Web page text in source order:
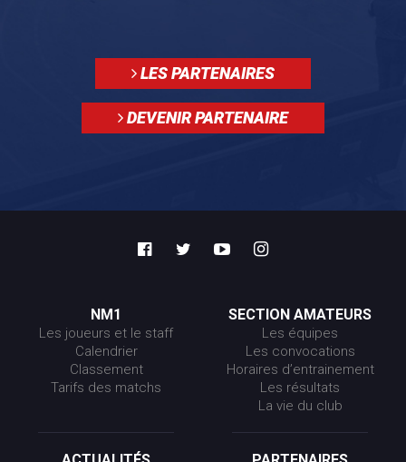
LES PARTENAIRES
DEVENIR PARTENAIRE
NM1
Les joueurs et le staff
Calendrier
Classement
Tarifs des matchs
SECTION AMATEURS
Les équipes
Les convocations
Horaires d’entrainement
Les résultats
La vie du club